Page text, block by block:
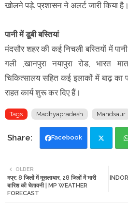
खोलने पड़े. प्रशासन ने अलर्ट जारी किया है।
पानी में डूबी बस्तियां
मंदसौर शहर की कई निचली बस्तियों में
गली ,खानपुरा नयापुरा रोड, भारत
चिकित्सालय सहित कई इलाकों में बाढ़
राहत कार्य शुरू कर दिए हैं।
Tags Madhyapradesh Mandsaur
Facebook
tte
OLDER
मप्र: 8 जिलों में मूसलाधार, 28 जिलों में भारी
बारिश की चेतावनी | MP WEATHER
FORECAST